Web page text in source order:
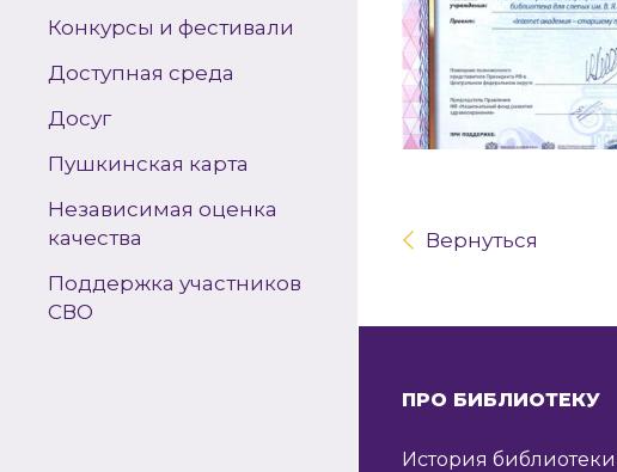
Конкурсы и фестивали
Доступная среда
Досуг
Пушкинская карта
Независимая оценка
качества
Поддержка участников
СВО
Вернуться
ПРО БИБЛИОТЕКУ
История библиотеки